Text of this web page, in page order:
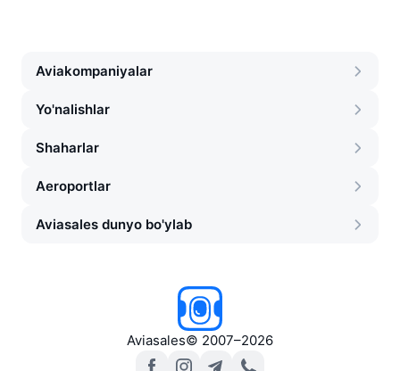
Aviakompaniyalar
Yo'nalishlar
Shaharlar
Aeroportlar
Aviasales dunyo bo'ylab
Aviasales© 2007–2026